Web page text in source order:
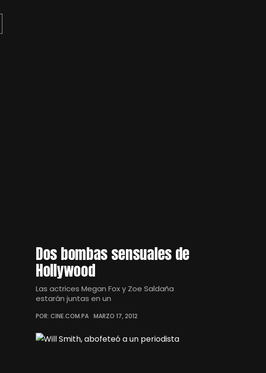
Dos bombas sensuales de
Hollywood
Las actrices Megan Fox y Zoe Saldaña
estarán juntas en un
POR: CINE.COM.PA MARZO 17, 2012